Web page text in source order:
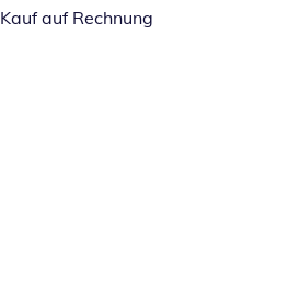
Kauf auf Rechnung